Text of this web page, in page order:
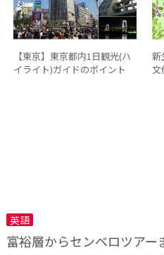
【東京】東京都内1日観光(ハ
イライト)ガイドのポイント
新
文
英語
富裕層からセンベロツア